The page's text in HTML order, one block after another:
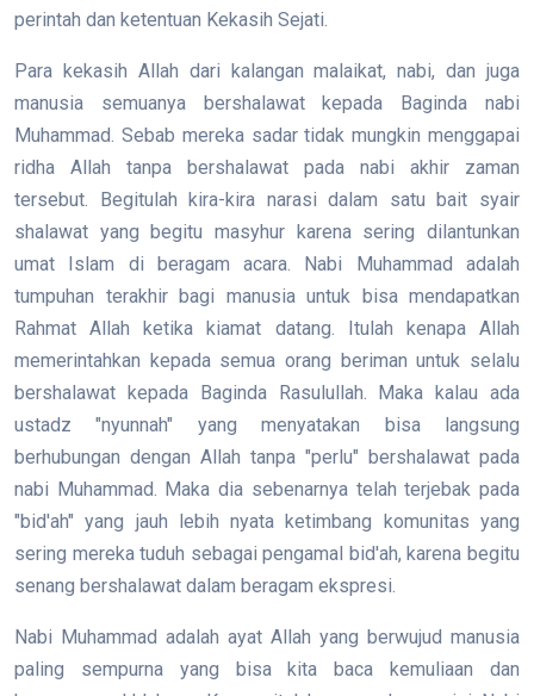
perintah dan ketentuan Kekasih Sejati.
Para kekasih Allah dari kalangan malaikat, nabi, dan juga
manusia semuanya bershalawat kepada Baginda nabi
Muhammad. Sebab mereka sadar tidak mungkin menggapai
ridha Allah tanpa bershalawat pada nabi akhir zaman
tersebut. Begitulah kira-kira narasi dalam satu bait syair
shalawat yang begitu masyhur karena sering dilantunkan
umat Islam di beragam acara. Nabi Muhammad adalah
tumpuhan terakhir bagi manusia untuk bisa mendapatkan
Rahmat Allah ketika kiamat datang. Itulah kenapa Allah
memerintahkan kepada semua orang beriman untuk selalu
bershalawat kepada Baginda Rasulullah. Maka kalau ada
ustadz "nyunnah" yang menyatakan bisa langsung
berhubungan dengan Allah tanpa "perlu" bershalawat pada
nabi Muhammad. Maka dia sebenarnya telah terjebak pada
"bid'ah" yang jauh lebih nyata ketimbang komunitas yang
sering mereka tuduh sebagai pengamal bid'ah, karena begitu
senang bershalawat dalam beragam ekspresi.
Nabi Muhammad adalah ayat Allah yang berwujud manusia
paling sempurna yang bisa kita baca kemuliaan dan